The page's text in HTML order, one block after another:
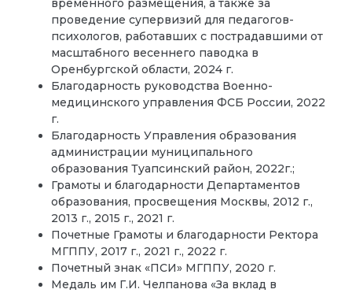
временного размещения, а также за
проведение супервизий для педагогов-
психологов, работавших с пострадавшими от
масштабного весеннего паводка в
Оренбургской области, 2024 г.
Благодарность руководства Военно-
медицинского управления ФСБ России, 2022
г.
Благодарность Управления образования
администрации муниципального
образования Туапсинский район, 2022г.;
Грамоты и благодарности Департаментов
образования, просвещения Москвы, 2012 г.,
2013 г., 2015 г., 2021 г.
Почетные Грамоты и благодарности Ректора
МГППУ, 2017 г., 2021 г., 2022 г.
Почетный знак «ПСИ» МГППУ, 2020 г.
Медаль им Г.И. Челпанова «За вклад в